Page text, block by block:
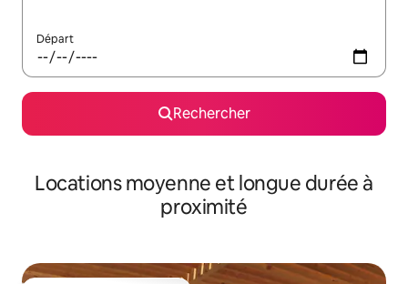
Départ
Rechercher
Locations moyenne et longue durée à
proximité